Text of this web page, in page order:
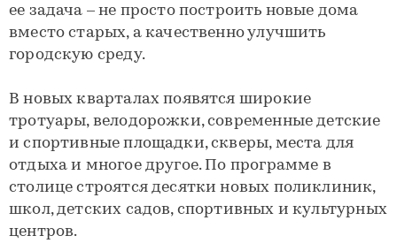
ее задача – не просто построить новые дома
вместо старых, а качественно улучшить
городскую среду.
В новых кварталах появятся широкие
тротуары, велодорожки, современные детские
и спортивные площадки, скверы, места для
отдыха и многое другое. По программе в
столице строятся десятки новых поликлиник,
школ, детских садов, спортивных и культурных
центров.